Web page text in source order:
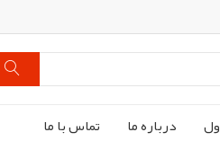
درباره ما تماس با ما